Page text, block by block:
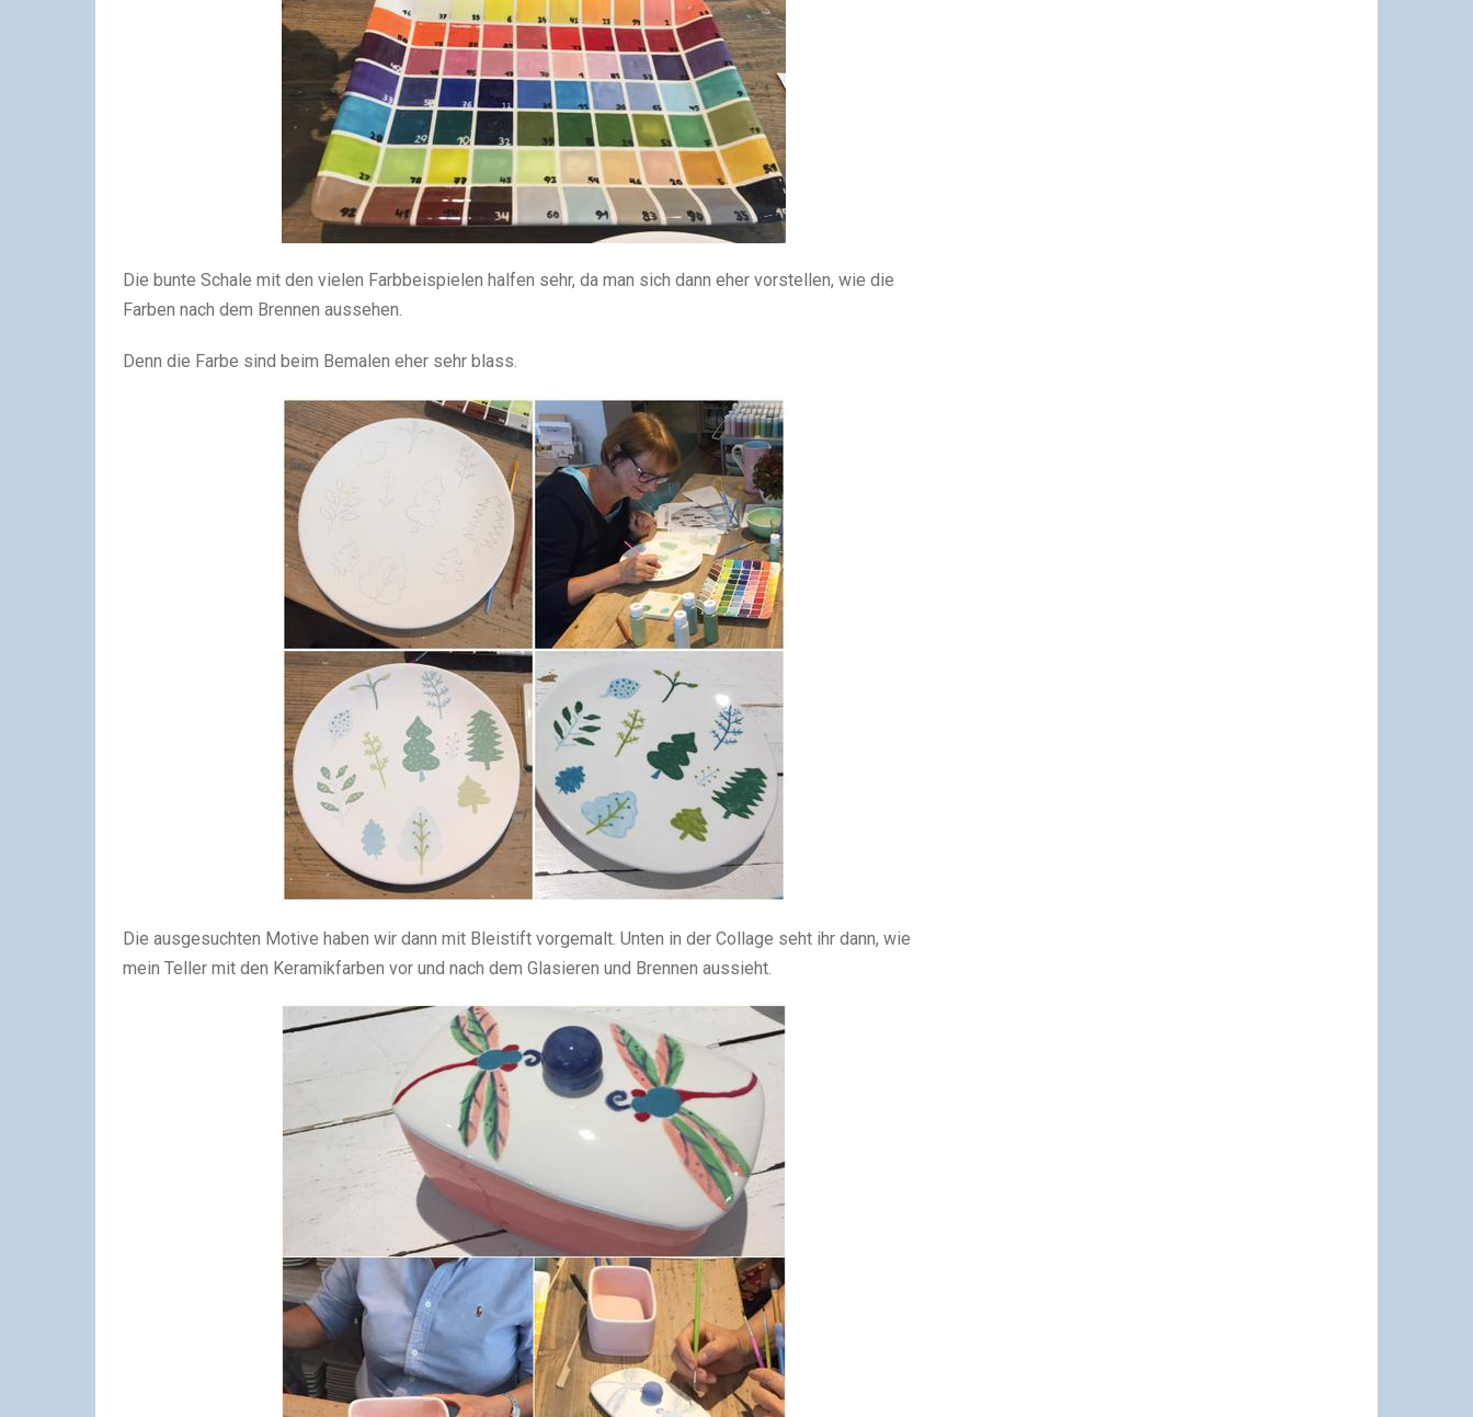
Die bunte Schale mit den vielen Farbbeispielen halfen sehr, da man sich dann eher vorstellen, wie die
Farben nach dem Brennen aussehen.
Denn die Farbe sind beim Bemalen eher sehr blass.
Die ausgesuchten Motive haben wir dann mit Bleistift vorgemalt. Unten in der Collage seht ihr dann, wie
mein Teller mit den Keramikfarben vor und nach dem Glasieren und Brennen aussieht.